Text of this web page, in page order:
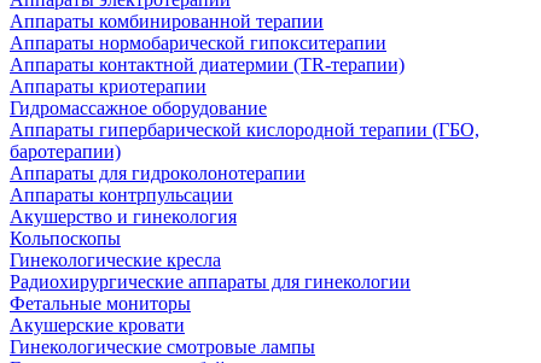
Аппараты комбинированной терапии
Аппараты нормобарической гипокситерапии
Аппараты контактной диатермии (TR-терапии)
Аппараты криотерапии
Гидромассажное оборудование
Аппараты гипербарической кислородной терапии (ГБО,
баротерапии)
Аппараты для гидроколонотерапии
Аппараты контрпульсации
Акушерство и гинекология
Кольпоскопы
Гинекологические кресла
Радиохирургические аппараты для гинекологии
Фетальные мониторы
Акушерские кровати
Гинекологические смотровые лампы